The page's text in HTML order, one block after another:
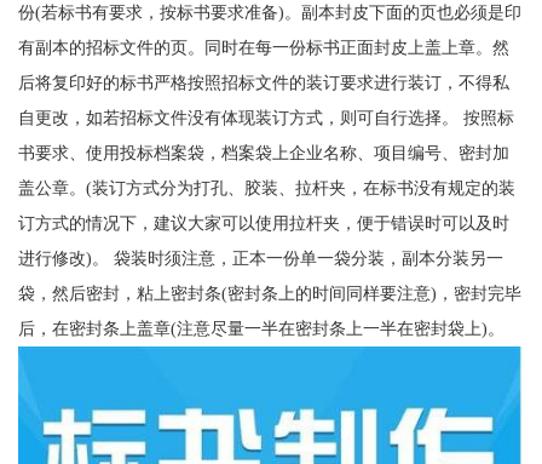
份(若标书有要求，按标书要求准备)。副本封皮下面的页也必须是印
有副本的招标文件的页。同时在每一份标书正面封皮上盖上章。然
后将复印好的标书严格按照招标文件的装订要求进行装订，不得私
自更改，如若招标文件没有体现装订方式，则可自行选择。 按照标
书要求、使用投标档案袋，档案袋上企业名称、项目编号、密封加
盖公章。(装订方式分为打孔、胶装、拉杆夹，在标书没有规定的装
订方式的情况下，建议大家可以使用拉杆夹，便于错误时可以及时
进行修改)。 袋装时须注意，正本一份单一袋分装，副本分装另一
袋，然后密封，粘上密封条(密封条上的时间同样要注意)，密封完毕
后，在密封条上盖章(注意尽量一半在密封条上一半在密封袋上)。